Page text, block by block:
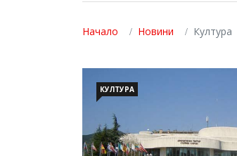
Начало Новини Култура
КУЛТУРА